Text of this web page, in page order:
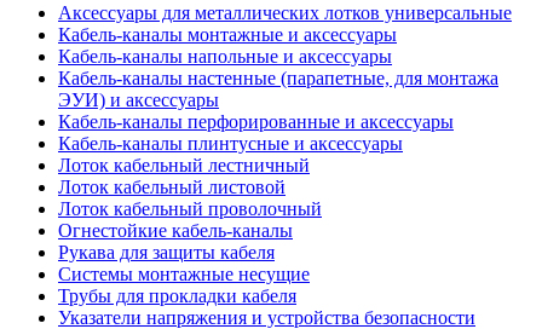
Аксессуары для металлических лотков универсальные
Кабель-каналы монтажные и аксессуары
Кабель-каналы напольные и аксессуары
Кабель-каналы настенные (парапетные, для монтажа
ЭУИ) и аксессуары
Кабель-каналы перфорированные и аксессуары
Кабель-каналы плинтусные и аксессуары
Лоток кабельный лестничный
Лоток кабельный листовой
Лоток кабельный проволочный
Огнестойкие кабель-каналы
Рукава для защиты кабеля
Системы монтажные несущие
Трубы для прокладки кабеля
Указатели напряжения и устройства безопасности